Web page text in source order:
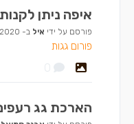
איפה ניתן
פורסם על ידי איל ב-
פורום גגות
0
הארכת גג